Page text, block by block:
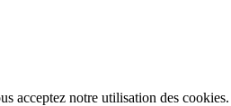
acceptez notre utilisation des cookies.